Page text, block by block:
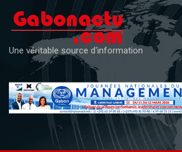
content
Une véritable source d'information